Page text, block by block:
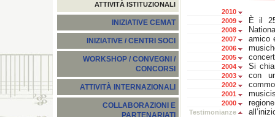
ATTIVITÀ ISTITUZIONALI
INIZIATIVE CEMAT
INIZIATIVE / CENTRI SOCI
WORKSHOP / CONVEGNI /
CONCORSI
ATTIVITÀ INTERNAZIONALI
COLLABORAZIONI E
PARTENARIATI
2010
2009
2008
2007
2006
2005
2004
2003
2002
2001
2000
Testimonianze
È il
amico
Si
con